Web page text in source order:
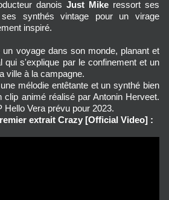
danois Just Mike ressort ses
synthés vintage pour un virage
inspiré.
voyage dans son monde, planant et
qui s'explique par le confinement et un
ville à la campagne.
mélodie entêtante et un synthé bien
clip animé réalisé par Antonin Herveet.
Hello Vera prévu pour 2023.
extrait Crazy [Official Video] :